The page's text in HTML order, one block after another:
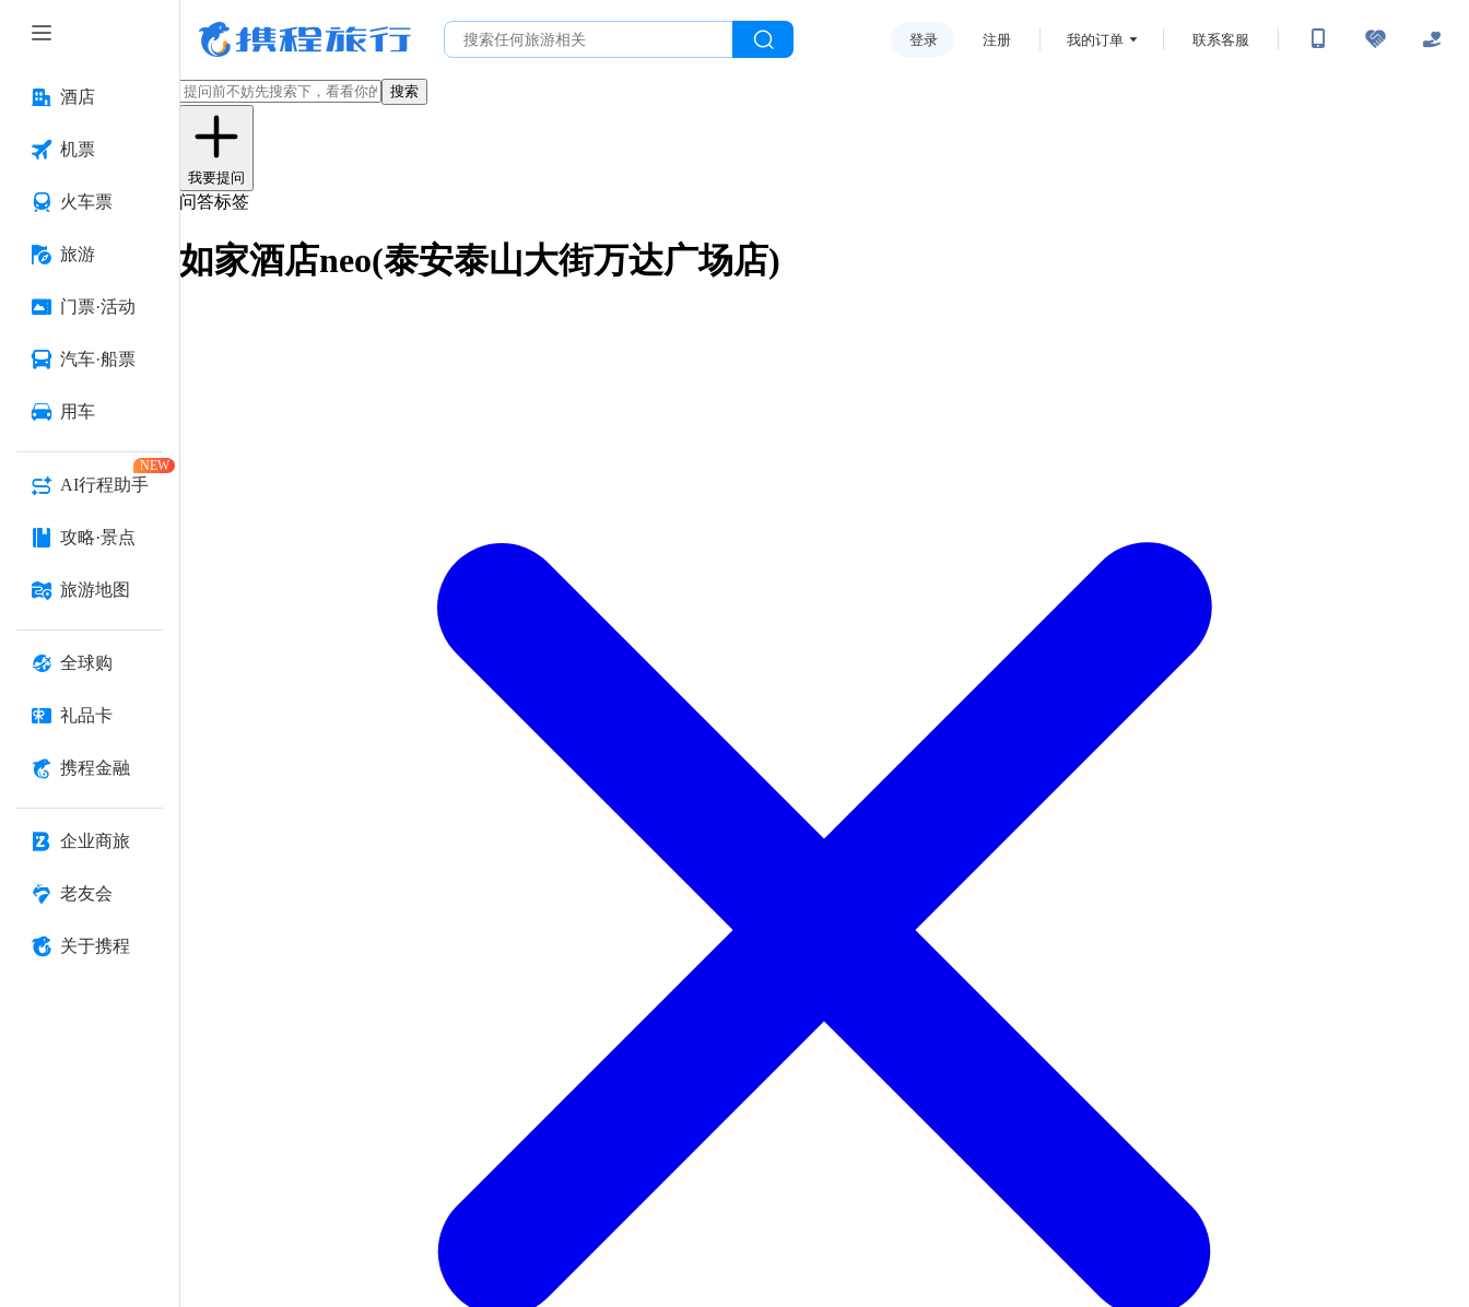
酒店
机票
火车票
旅游
门票·活动
汽车·船票
用车
AI行程助手
NEW
攻略·景点
旅游地图
全球购
礼品卡
携程金融
企业商旅
老友会
关于携程
登录 注册 我的订单 联系客服
搜索
我要提问
问答标签
如家酒店neo(泰安泰山大街万达广场店)